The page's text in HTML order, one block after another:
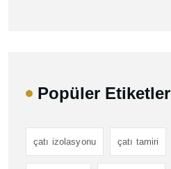
Popüler Etiketler
çatı izolasyonu çatı tamiri